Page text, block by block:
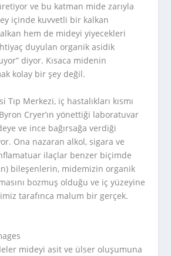
ve bu katman mide zarıyla
içinde kuvvetli bir kalkan
hem de mideyi yiyecekleri
duyulan organik asidik
diyor. Kısaca midenin
kolay bir şey değil.
Tıp Merkezi, iç hastalıkları kısmı
Cryer’ın yönettiği laboratuvar
ve ince bağırsağa verdiği
Ona nazaran alkol, sigara ve
ilaçlar benzer biçimde
bileşenlerin, midemizin organik
bozmuş olduğu ve iç yüzeyine
tarafınca malum bir gerçek.
mideyi asit ve ülser oluşumuna